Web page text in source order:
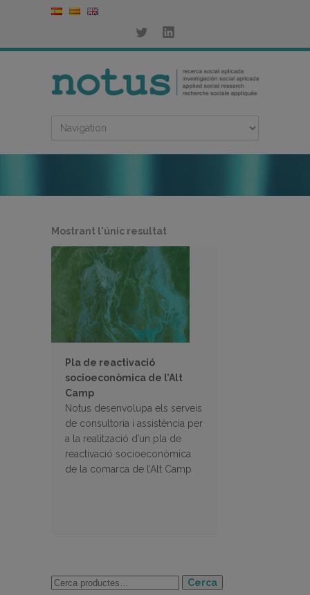
Mostrant l'únic resultat
Pla de reactivació
socioeconòmica de l’Alt
Camp
Notus desenvolupa els serveis
de consultoria i assistència per
a la realització d’un pla de
reactivació socioeconòmica
de la comarca de l’Alt Camp
Cerca